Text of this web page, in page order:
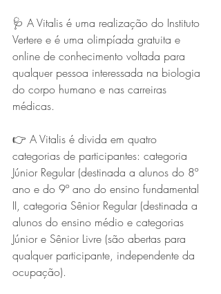
🩺 A Vitalis é uma realização do Instituto
Vertere e é uma olimpíada gratuita e
online de conhecimento voltada para
qualquer pessoa interessada na biologia
do corpo humano e nas carreiras
médicas.
👉 A Vitalis é divida em quatro
categorias de participantes: categoria
Júnior Regular (destinada a alunos do 8º
ano e do 9º ano do ensino fundamental
II, categoria Sênior Regular (destinada a
alunos do ensino médio e categorias
Júnior e Sênior Livre (são abertas para
qualquer participante, independente da
ocupação).